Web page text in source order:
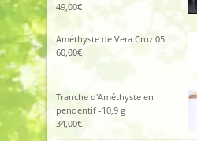
49,00€
Améthyste de Vera Cruz 05
60,00€
Tranche d'Améthyste en
pendentif -10,9 g
34,00€